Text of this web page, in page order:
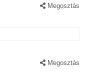
Megosztás
Megosztás